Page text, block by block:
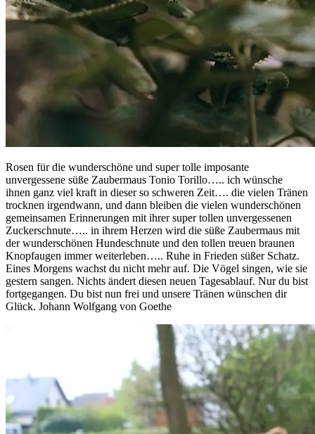
Rosen für die wunderschöne und super tolle imposante
unvergessene süße Zaubermaus Tonio Torillo….. ich wünsche
ihnen ganz viel kraft in dieser so schweren Zeit…. die vielen Tränen
trocknen irgendwann, und dann bleiben die vielen wunderschönen
gemeinsamen Erinnerungen mit ihrer super tollen unvergessenen
Zuckerschnute….. in ihrem Herzen wird die süße Zaubermaus mit
der wunderschönen Hundeschnute und den tollen treuen braunen
Knopfaugen immer weiterleben….. Ruhe in Frieden süßer Schatz.
Eines Morgens wachst du nicht mehr auf. Die Vögel singen, wie sie
gestern sangen. Nichts ändert diesen neuen Tagesablauf. Nur du bist
fortgegangen. Du bist nun frei und unsere Tränen wünschen dir
Glück. Johann Wolfgang von Goethe